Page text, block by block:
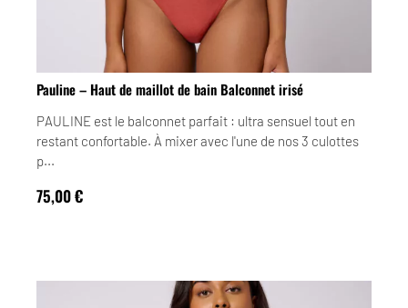
Pauline – Haut de maillot de bain Balconnet irisé
PAULINE est le balconnet parfait : ultra sensuel tout en
restant confortable. À mixer avec l'une de nos 3 culottes
p...
75,00€